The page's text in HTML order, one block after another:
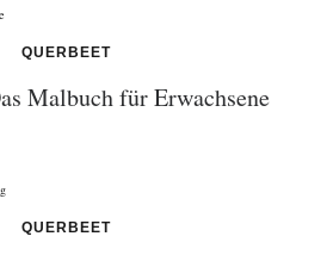
QUERBEET
Malbuch für Erwachsene
QUERBEET